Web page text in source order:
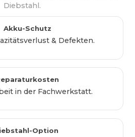
Diebstahl.
Akku-Schutz
& Defekten.
in der Fachwerkstatt.
Option